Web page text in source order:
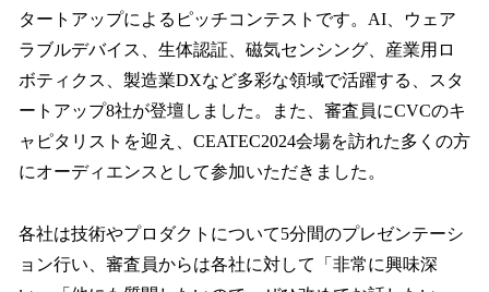
タートアップによるピッチコンテストです。AI、ウェア
ラブルデバイス、生体認証、磁気センシング、産業用ロ
ボティクス、製造業DXなど多彩な領域で活躍する、スタ
ートアップ8社が登壇しました。また、審査員にCVCのキ
ャピタリストを迎え、CEATEC2024会場を訪れた多くの方
にオーディエンスとして参加いただきました。
各社は技術やプロダクトについて5分間のプレゼンテーシ
ョン行い、審査員からは各社に対して「非常に興味深